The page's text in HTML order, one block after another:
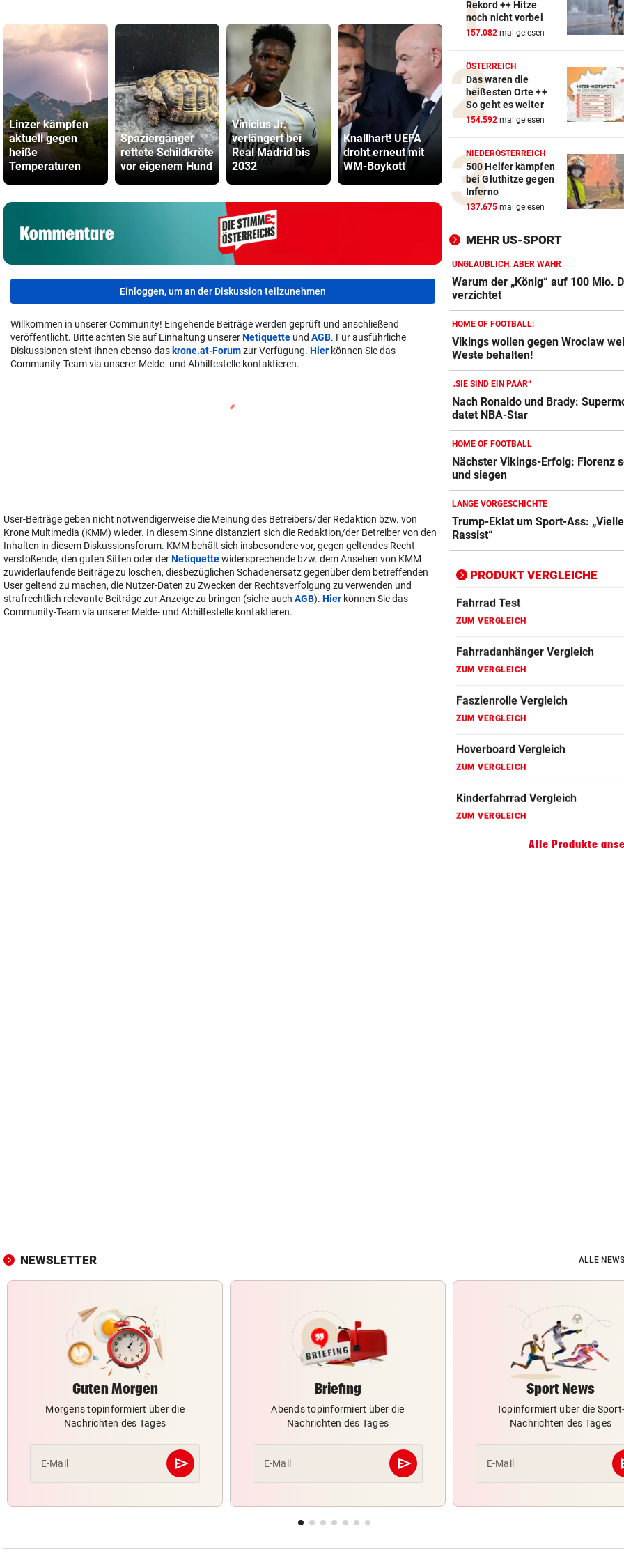
Linzer kämpfen
aktuell gegen
heiße
Temperaturen
Spaziergänger
rettete Schildkröte
vor eigenem Hund
Vinicius Jr.
verlängert bei
Real Madrid bis
2032
Knallhart! UEFA
droht erneut mit
WM-Boykott
„In der Wohnung
war es verraucht
und stockfinster“
Anwalt:
viel Hass
begegnet“
Einloggen, um an der Diskussion teilzunehmen
Willkommen in unserer Community! Eingehende Beiträge werden geprüft und anschließend
veröffentlicht. Bitte achten Sie auf Einhaltung unsererNetiquette und AGB. Für ausführliche
Diskussionen steht Ihnen ebenso das krone.at-Forumzur Verfügung. Hier können Sie das
Community-Team via unserer Melde- und Abhilfestelle kontaktieren.
User-Beiträge geben nicht notwendigerweise die Meinung des Betreibers/der Redaktion bzw. von
Krone Multimedia (KMM) wieder. In diesem Sinne distanziert sich die Redaktion/der Betreiber von den
Inhalten in diesem Diskussionsforum. KMM behält sich insbesondere vor, gegen geltendes Recht
verstoßende, den guten Sitten oder derNetiquettewidersprechende bzw. dem Ansehen von KMM
zuwiderlaufende Beiträge zu löschen, diesbezüglichen Schadenersatz gegenüber dem betreffenden
User geltend zu machen, die Nutzer-Daten zu Zwecken der Rechtsverfolgung zu verwenden und
strafrechtlich relevante Beiträge zur Anzeige zu bringen (siehe auch AGB). Hier können Sie das
Community-Team via unserer Melde- und Abhilfestelle kontaktieren.
Rekord ++ Hitze
noch nicht vorbei
157.082 mal gelesen
ÖSTERREICH
Das waren die
heißesten Orte ++
So geht es weiter
154.592 mal gelesen
NIEDERÖSTERREICH
500 Helfer kämpfen
bei Gluthitze gegen
Inferno
137.675 mal gelesen
MEHR US-SPORT
UNGLAUBLICH, ABER WAHR
Warum der „König“ auf 100 Mio.
verzichtet
HOME OF FOOTBALL:
Vikings wollen gegen Wroclaw
Weste behalten!
„SIE SIND EIN PAAR“
Nach Ronaldo und Brady:
datet NBA-Star
HOME OF FOOTBALL
Nächster Vikings-Erfolg: Florenz
und siegen
LANGE VORGESCHICHTE
Trump-Eklat um Sport-Ass:
Rassist“
PRODUKT VERGLEICHE
Action-Cam Vergleich
ZUM VERGLEICH
Crosstrainer Vergleich
E-Bike Vergleich
ZUM VERGLEICH
Elektro-Scooter Vergleich
ZUM VERGLEICH
Ergometer Vergleich
ZUM VERGLEICH
Fahrrad Test
ZUM VERGLEICH
Fahrradanhänger Vergleich
ZUM VERGLEICH
Faszienrolle Vergleich
ZUM VERGLEICH
Hoverboard Vergleich
ZUM VERGLEICH
Kinderfahrrad Vergleich
ZUM VERGLEICH
Alle Produkte
NEWSLETTER ALLE
Guten Morgen
Morgens topinformiert über die
Nachrichten des Tages
E-Mail send
Abschicken
Briefing
Abends topinformiert über die
Nachrichten des Tages
E-Mail send
Abschicken
Sport News
Topinformiert über die
Nachrichten des Tages
E-Mail